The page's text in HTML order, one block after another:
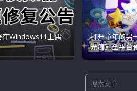
Windows11上偶
打开童年的另
光痕》全平台